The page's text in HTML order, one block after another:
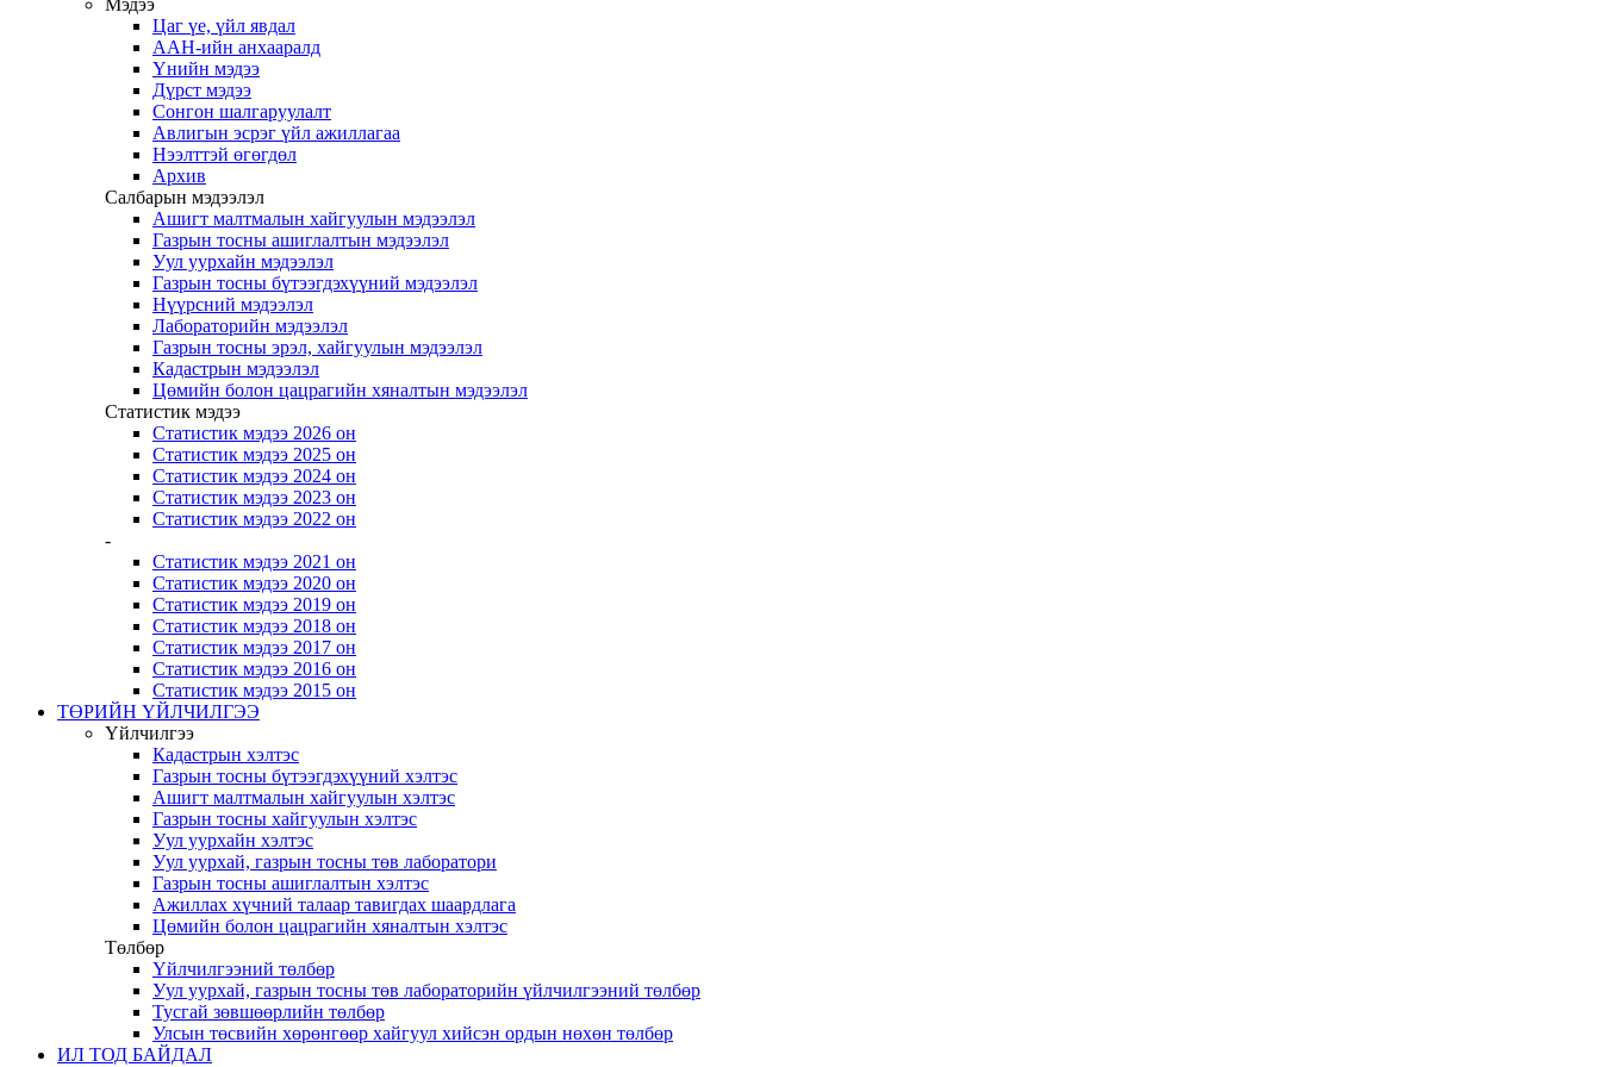
Мэдээ
Цаг үе, үйл явдал
ААН-ийн анхааралд
Үнийн мэдээ
Дүрст мэдээ
Сонгон шалгаруулалт
Авлигын эсрэг үйл ажиллагаа
Нээлттэй өгөгдөл
Архив
Салбарын мэдээлэл
Ашигт малтмалын хайгуулын мэдээлэл
Газрын тосны ашиглалтын мэдээлэл
Уул уурхайн мэдээлэл
Газрын тосны бүтээгдэхүүний мэдээлэл
Нүүрсний мэдээлэл
Лабораторийн мэдээлэл
Газрын тосны эрэл, хайгуулын мэдээлэл
Кадастрын мэдээлэл
Цөмийн болон цацрагийн хяналтын мэдээлэл
Статистик мэдээ
Статистик мэдээ 2026 он
Статистик мэдээ 2025 он
Статистик мэдээ 2024 он
Статистик мэдээ 2023 он
Статистик мэдээ 2022 он
-
Статистик мэдээ 2021 он
Статистик мэдээ 2020 он
Статистик мэдээ 2019 он
Статистик мэдээ 2018 он
Статистик мэдээ 2017 он
Статистик мэдээ 2016 он
Статистик мэдээ 2015 он
ТӨРИЙН ҮЙЛЧИЛГЭЭ
Үйлчилгээ
Кадастрын хэлтэс
Газрын тосны бүтээгдэхүүний хэлтэс
Ашигт малтмалын хайгуулын хэлтэс
Газрын тосны хайгуулын хэлтэс
Уул уурхайн хэлтэс
Уул уурхай, газрын тосны төв лаборатори
Газрын тосны ашиглалтын хэлтэс
Ажиллах хүчний талаар тавигдах шаардлага
Цөмийн болон цацрагийн хяналтын хэлтэс
Төлбөр
Үйлчилгээний төлбөр
Уул уурхай, газрын тосны төв лабораторийн үйлчилгээний төлбөр
Тусгай зөвшөөрлийн төлбөр
Улсын төсвийн хөрөнгөөр хайгуул хийсэн ордын нөхөн төлбөр
ИЛ ТОД БАЙДАЛ